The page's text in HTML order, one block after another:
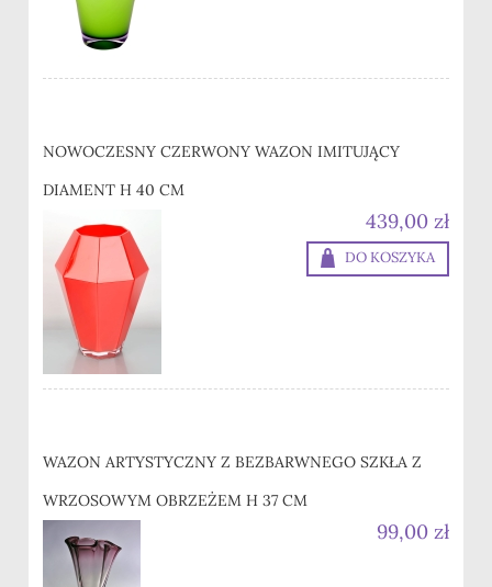
NOWOCZESNY CZERWONY WAZON IMITUJĄCY
DIAMENT H 40 CM
439,00 zł
DO KOSZYKA
WAZON ARTYSTYCZNY Z BEZBARWNEGO SZKŁA Z
WRZOSOWYM OBRZEŻEM H 37 CM
99,00 zł